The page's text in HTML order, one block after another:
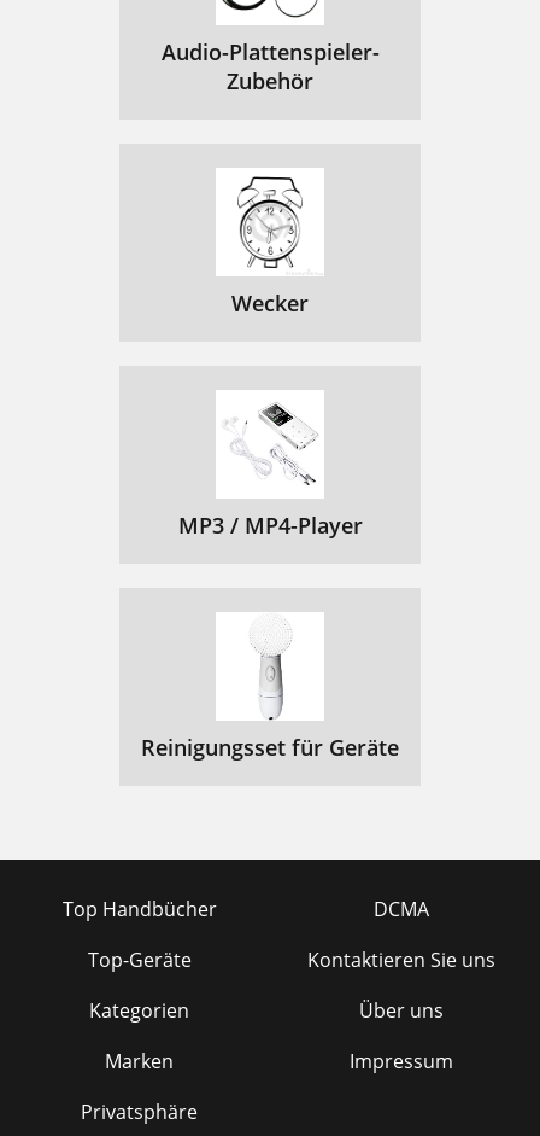
Audio-Plattenspieler-
Zubehör
Wecker
MP3 / MP4-Player
Reinigungsset für Geräte
Top Handbücher
Top-Geräte
Kategorien
Marken
Privatsphäre
DCMA
Kontaktieren Sie uns
Über uns
Impressum